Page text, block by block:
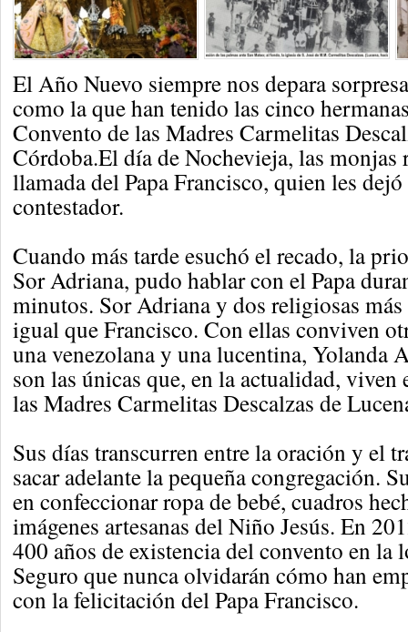
El Año Nuevo siempre nos depara
como la que han tenido las cinco
Convento de las Madres Carmelitas
Córdoba.El día de Nochevieja, las monjas
llamada del Papa Francisco, quien les
contestador.
Cuando más tarde esuchó el recado, la
Sor Adriana, pudo hablar con el Papa
minutos. Sor Adriana y dos religiosas
igual que Francisco. Con ellas conviven
una venezolana y una lucentina, Yolanda
son las únicas que, en la actualidad, viven
las Madres Carmelitas Descalzas de
Sus días transcurren entre la oración y el
sacar adelante la pequeña congregación.
en confeccionar ropa de bebé, cuadros
imágenes artesanas del Niño Jesús. En
400 años de existencia del convento en la
Seguro que nunca olvidarán cómo han
con la felicitación del Papa Francisco.